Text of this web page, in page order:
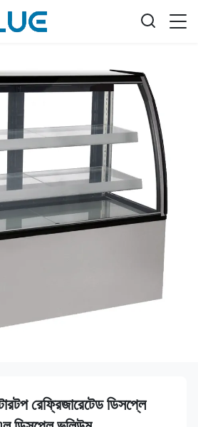
রেফ্রিজারেটেড ডিসপ্লে